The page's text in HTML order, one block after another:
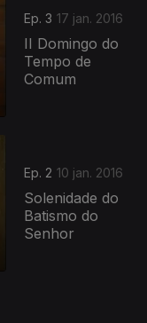
Ep. 3 17 jan. 2016
II Domingo do
Tempo de
Comum
Ep. 2 10 jan. 2016
Solenidade do
Batismo do
Senhor